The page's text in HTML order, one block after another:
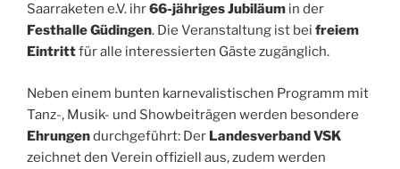
Saarraketen e.V. ihr66-jähriges Jubiläum in der
Festhalle Güdingen. Die Veranstaltung ist bei freiem
Eintrittfür alle interessierten Gäste zugänglich.
Neben einem bunten karnevalistischen Programm mit
Tanz-, Musik- und Showbeiträgen werden besondere
Ehrungendurchgeführt: Der Landesverband VSK
zeichnet den Verein offiziell aus, zudem werden